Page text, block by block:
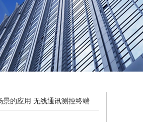
景的应用 无线通讯测控终端